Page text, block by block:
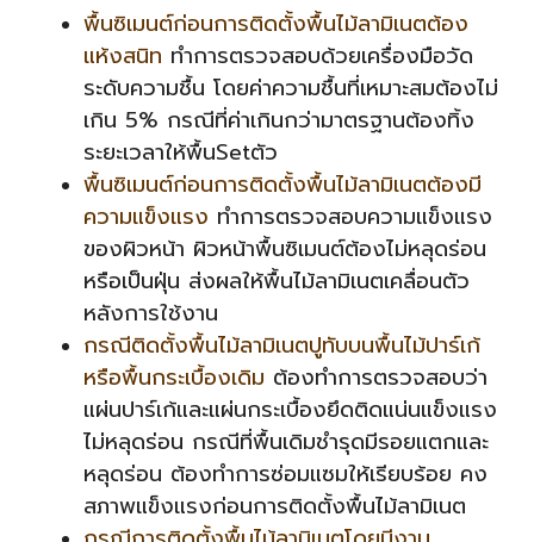
พื้นซิเมนต์ก่อนการติดตั้งพื้นไม้ลามิเนตต้อง
แห้งสนิท ทำการตรวจสอบด้วยเครื่องมือวัด
ระดับความชื้น โดยค่าความชื้นที่เหมาะสมต้องไม่
เกิน 5% กรณีที่ค่าเกินกว่ามาตรฐานต้องทิ้ง
ระยะเวลาให้พื้นSetตัว
พื้นซิเมนต์ก่อนการติดตั้งพื้นไม้ลามิเนตต้องมี
ความแข็งแรง ทำการตรวจสอบความแข็งแรง
ของผิวหน้า ผิวหน้าพื้นซิเมนต์ต้องไม่หลุดร่อน
หรือเป็นฝุ่น ส่งผลให้พื้นไม้ลามิเนตเคลื่อนตัว
หลังการใช้งาน
กรณีติดตั้งพื้นไม้ลามิเนตปูทับบนพื้นไม้ปาร์เก้
หรือพื้นกระเบื้องเดิม ต้องทำการตรวจสอบว่า
แผ่นปาร์เก้และแผ่นกระเบื้องยึดติดแน่นแข็งแรง
ไม่หลุดร่อน กรณีที่พื้นเดิมชำรุดมีรอยแตกและ
หลุดร่อน ต้องทำการซ่อมแซมให้เรียบร้อย คง
สภาพแข็งแรงก่อนการติดตั้งพื้นไม้ลามิเนต